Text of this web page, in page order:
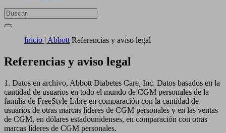
Inicio | Abbott Referencias y aviso legal
Referencias y aviso legal
1. Datos en archivo, Abbott Diabetes Care, Inc. Datos basados en la
cantidad de usuarios en todo el mundo de CGM personales de la
familia de FreeStyle Libre en comparación con la cantidad de
usuarios de otras marcas líderes de CGM personales y en las ventas
de CGM, en dólares estadounidenses, en comparación con otras
marcas líderes de CGM personales.